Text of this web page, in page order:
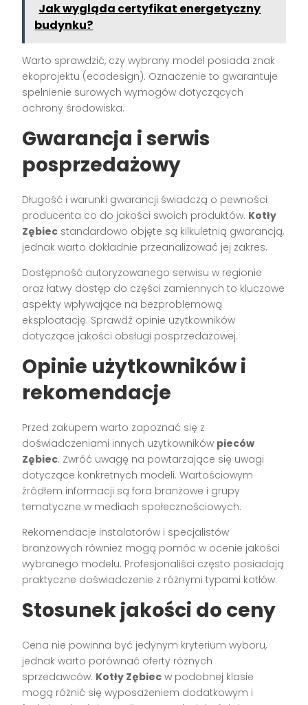
Jak wygląda certyfikat energetyczny
budynku?
Warto sprawdzić, czy wybrany model posiada znak
ekoprojektu (ecodesign). Oznaczenie to gwarantuje
spełnienie surowych wymogów dotyczących
ochrony środowiska.
Gwarancja i serwis
posprzedażowy
Długość i warunki gwarancji świadczą o pewności
producenta co do jakości swoich produktów. Kotły
Zębiec standardowo objęte są kilkuletnią gwarancją,
jednak warto dokładnie przeanalizować jej zakres.
Dostępność autoryzowanego serwisu w regionie
oraz łatwy dostęp do części zamiennych to kluczowe
aspekty wpływające na bezproblemową
eksploatację. Sprawdź opinie użytkowników
dotyczące jakości obsługi posprzedażowej.
Opinie użytkowników i
rekomendacje
Przed zakupem warto zapoznać się z
doświadczeniami innych użytkowników pieców
Zębiec. Zwróć uwagę na powtarzające się uwagi
dotyczące konkretnych modeli. Wartościowym
źródłem informacji są fora branżowe i grupy
tematyczne w mediach społecznościowych.
Rekomendacje instalatorów i specjalistów
branżowych również mogą pomóc w ocenie jakości
wybranego modelu. Profesjonaliści często posiadają
praktyczne doświadczenie z różnymi typami kotłów.
Stosunek jakości do ceny
Cena nie powinna być jedynym kryterium wyboru,
jednak warto porównać oferty różnych
sprzedawców. Kotły Zębiec w podobnej klasie
mogą różnić się wyposażeniem dodatkowym i